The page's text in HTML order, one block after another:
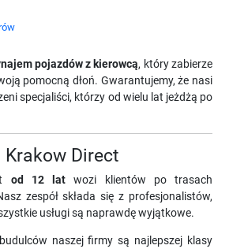
pojazdów z kierowcą, który zabierze
pomocną dłoń. Gwarantujemy, że nasi
specjaliści, którzy od wielu lat jeżdżą po
Direct
od 12 lat wozi klientów po trasach
zespół składa się z profesjonalistów,
usługi są naprawdę wyjątkowe.
naszej firmy są najlepszej klasy